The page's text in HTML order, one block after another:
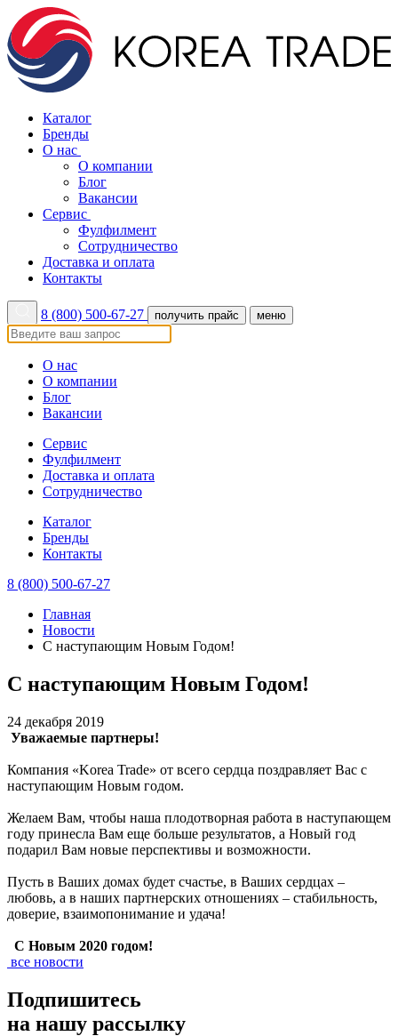
Каталог
Бренды
О нас
О компании
Блог
Вакансии
Сервис
Фулфилмент
Сотрудничество
Доставка и оплата
Контакты
8 (800) 500-67-27 получить прайс меню
О нас
О компании
Блог
Вакансии
Сервис
Фулфилмент
Доставка и оплата
Сотрудничество
Каталог
Бренды
Контакты
8 (800) 500-67-27
Главная
Новости
С наступающим Новым Годом!
С наступающим Новым Годом!
24 декабря 2019
Уважаемые партнеры!
Компания «Korea Trade» от всего сердца поздравляет Вас с
наступающим Новым годом.
Желаем Вам, чтобы наша плодотворная работа в наступающем
году принесла Вам еще больше результатов, а Новый год
подарил Вам новые перспективы и возможности.
Пусть в Ваших домах будет счастье, в Ваших сердцах –
любовь, а в наших партнерских отношениях – стабильность,
доверие, взаимопонимание и удача!
С Новым 2020 годом!
все новости
Подпишитесь
на нашу рассылку